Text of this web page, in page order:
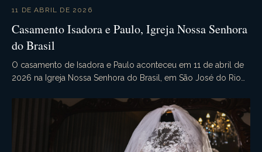
11 DE ABRIL DE 2026
Casamento Isadora e Paulo, Igreja Nossa Senhora
do Brasil
O casamento de Isadora e Paulo aconteceu em 11 de abril de
2026 na Igreja Nossa Senhora do Brasil, em São José do Rio